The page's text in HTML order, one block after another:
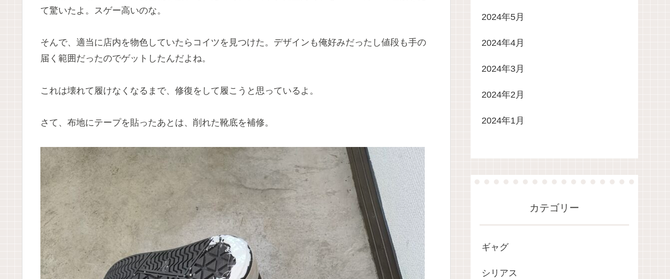
て驚いたよ。スゲー高いのな。
そんで、適当に店内を物色していたらコイツを見つけた。デザインも俺好みだったし値段も手の
届く範囲だったのでゲットしたんだよね。
これは壊れて履けなくなるまで、修復をして履こうと思っているよ。
さて、布地にテープを貼ったあとは、削れた靴底を補修。
2024年5月
2024年4月
2024年3月
2024年2月
2024年1月
カテゴリー
ギャグ
シリアス